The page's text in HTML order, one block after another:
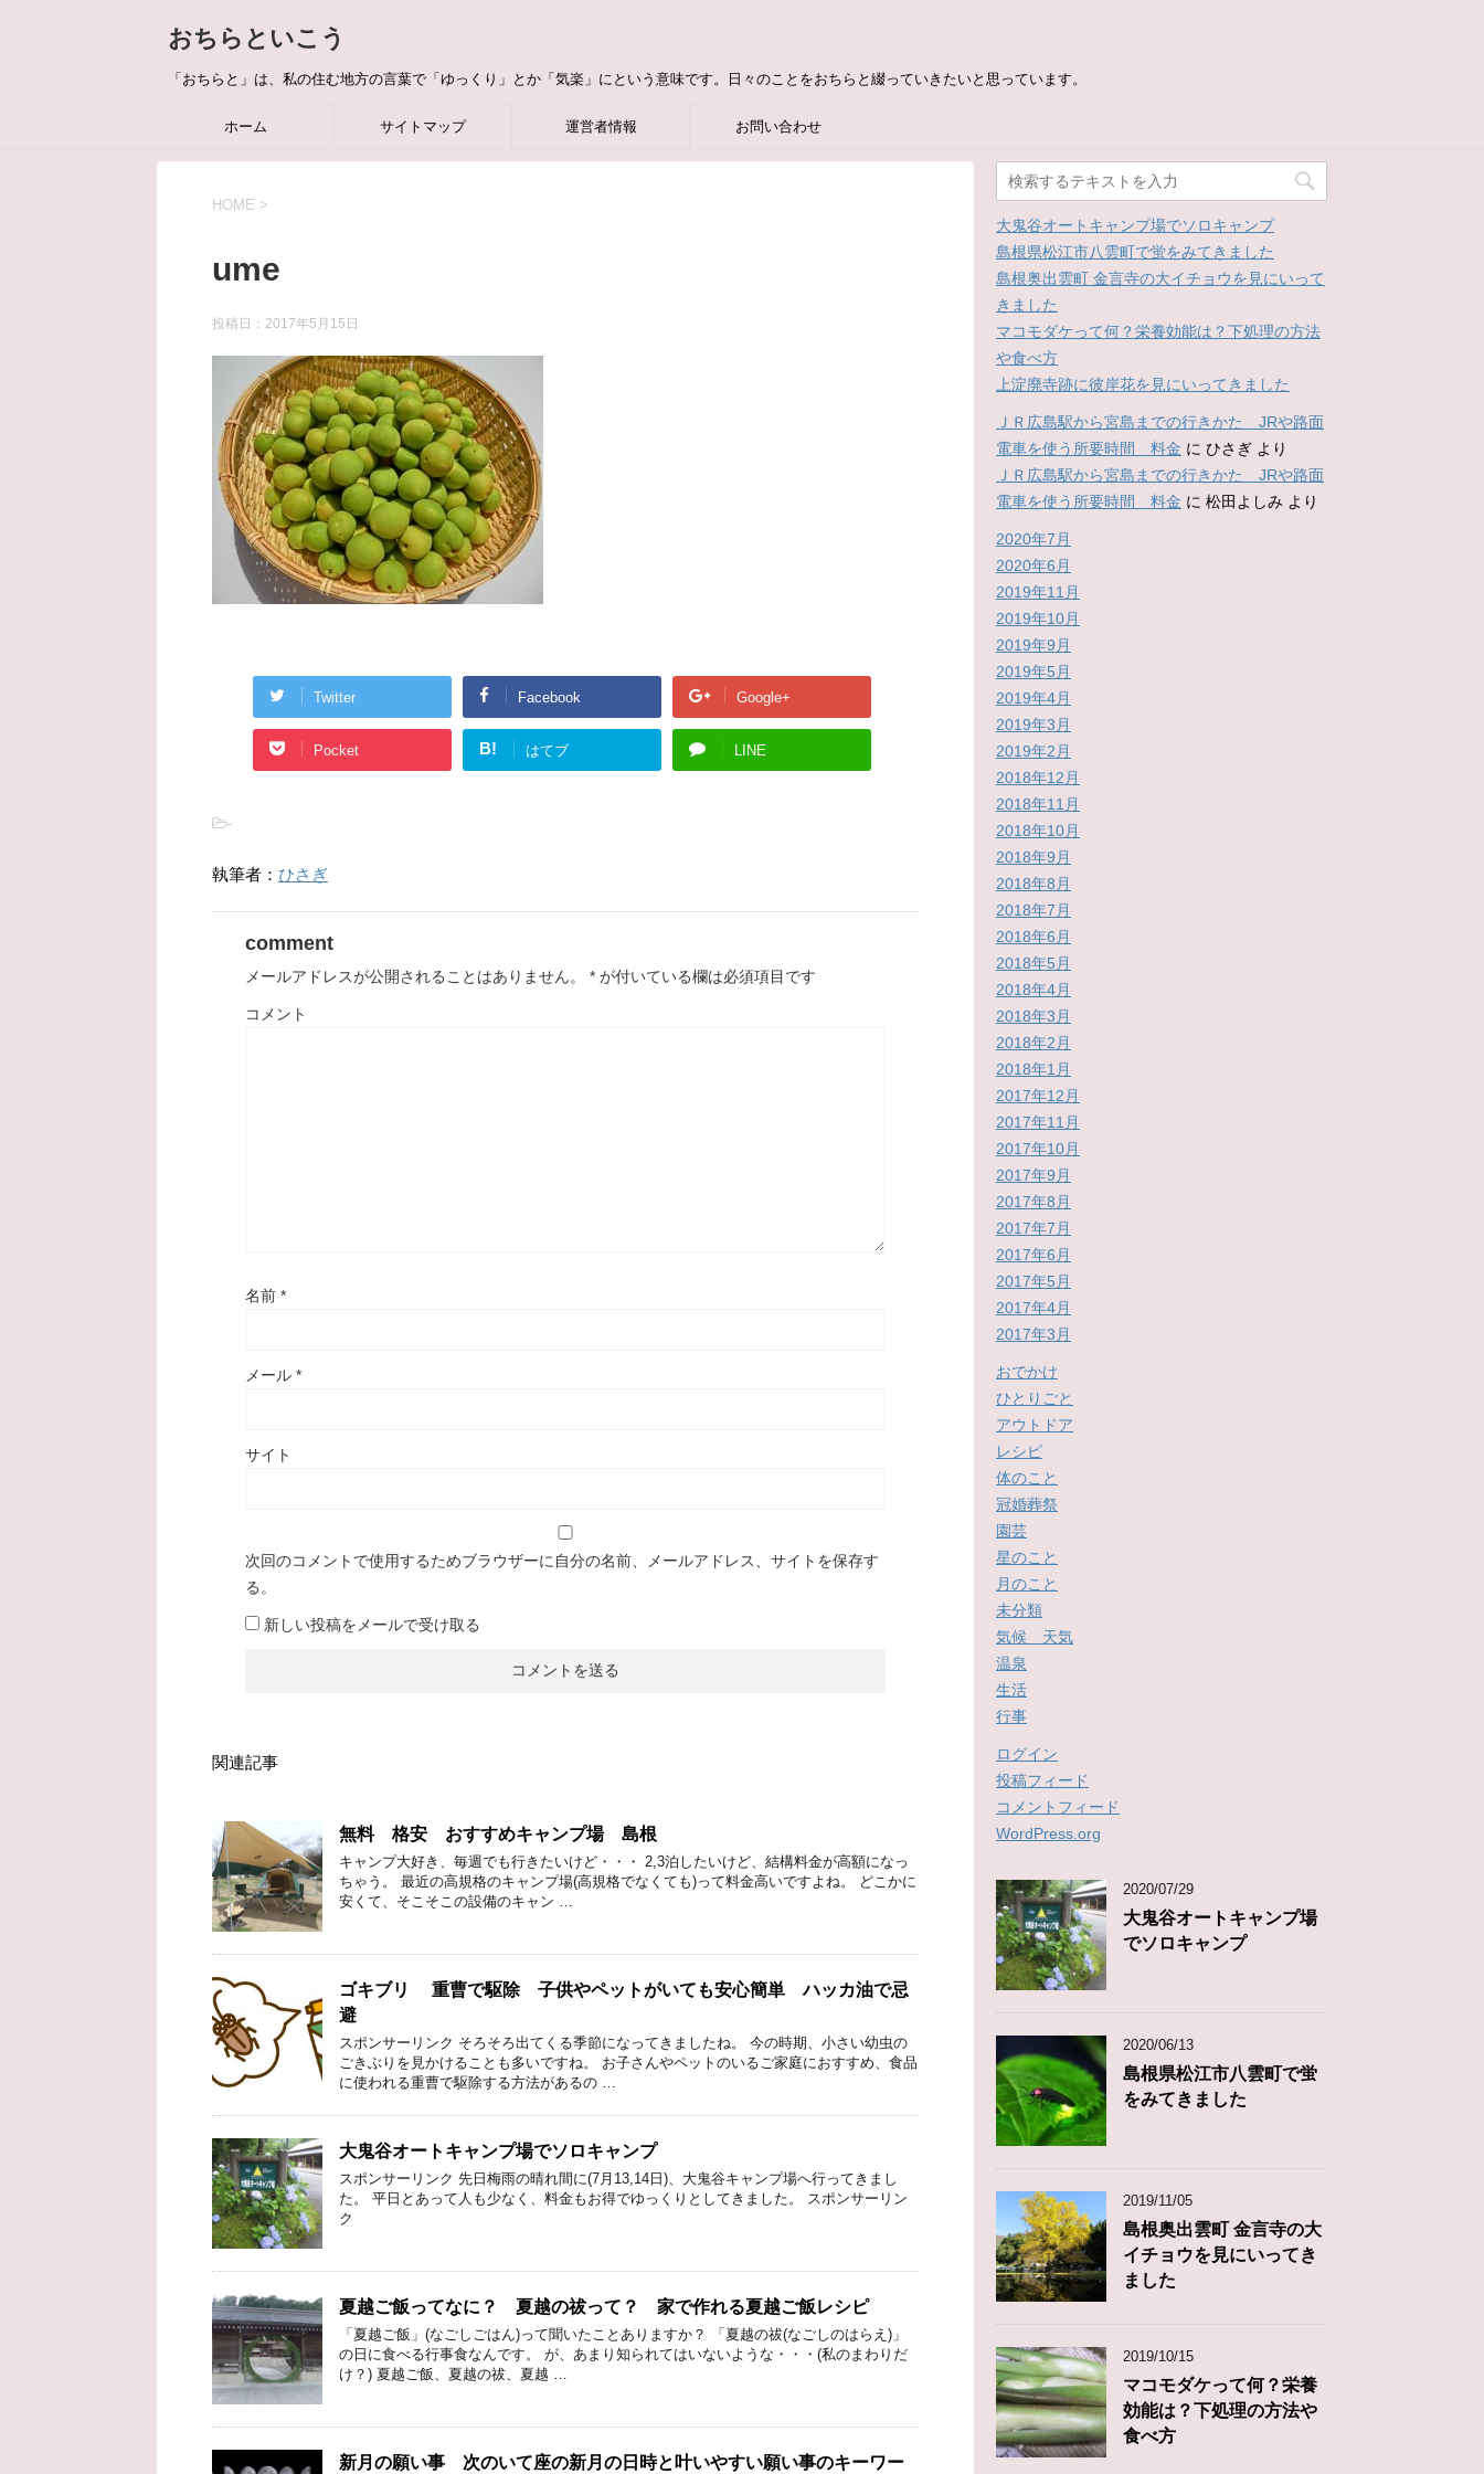
おちらといこう
「おちらと」は、私の住む地方の言葉で「ゆっくり」とか「気楽」にという意味です。日々のことをおちらと綴っていきたいと思っています。
ホーム サイトマップ 運営者情報 お問い合わせ
HOME >
ume
投稿日： 2017年5月15日
Twitter Facebook Google+
Pocket B! はてブ LINE
-
執筆者： ひさぎ
comment
メールアドレスが公開されることはありません。 * が付いている欄は必須項目です
コメント
名前 *
メール *
サイト
次回のコメントで使用するためブラウザーに自分の名前、メールアドレス、サイトを保存す
る。
新しい投稿をメールで受け取る
関連記事
無料 格安 おすすめキャンプ場 島根
キャンプ大好き、毎週でも行きたいけど・・・ 2,3泊したいけど、結構料金が高額になっ
ちゃう。 最近の高規格のキャンプ場(高規格でなくても)って料金高いですよね。 どこかに
安くて、そこそこの設備のキャン …
ゴキブリ 重曹で駆除 子供やペットがいても安心簡単 ハッカ油で忌
避
スポンサーリンク そろそろ出てくる季節になってきましたね。 今の時期、小さい幼虫の
ごきぶりを見かけることも多いですね。 お子さんやペットのいるご家庭におすすめ、食品
に使われる重曹で駆除する方法があるの …
大鬼谷オートキャンプ場でソロキャンプ
スポンサーリンク 先日梅雨の晴れ間に(7月13,14日)、大鬼谷キャンプ場へ行ってきまし
た。 平日とあって人も少なく、料金もお得でゆっくりとしてきました。 スポンサーリン
ク
夏越ご飯ってなに？ 夏越の祓って？ 家で作れる夏越ご飯レシピ
「夏越ご飯」(なごしごはん)って聞いたことありますか？ 「夏越の祓(なごしのはらえ)」
の日に食べる行事食なんです。 が、あまり知られてはいないような・・・(私のまわりだ
け？) 夏越ご飯、夏越の祓、夏越 …
新月の願い事 次のいて座の新月の日時と叶いやすい願い事のキーワー
大鬼谷オートキャンプ場でソロキャンプ
島根県松江市八雲町で蛍をみてきました
島根奥出雲町 金言寺の大イチョウを見にいって
きました
マコモダケって何？栄養効能は？下処理の方法
や食べ方
上淀廃寺跡に彼岸花を見にいってきました
ＪＲ広島駅から宮島までの行きかた JRや路面
電車を使う所要時間 料金 に ひさぎ より
ＪＲ広島駅から宮島までの行きかた JRや路面
電車を使う所要時間 料金 に 松田よしみ より
2020年7月
2020年6月
2019年11月
2019年10月
2019年9月
2019年5月
2019年4月
2019年3月
2019年2月
2018年12月
2018年11月
2018年10月
2018年9月
2018年8月
2018年7月
2018年6月
2018年5月
2018年4月
2018年3月
2018年2月
2018年1月
2017年12月
2017年11月
2017年10月
2017年9月
2017年8月
2017年7月
2017年6月
2017年5月
2017年4月
2017年3月
おでかけ
ひとりごと
アウトドア
レシピ
体のこと
冠婚葬祭
園芸
星のこと
月のこと
未分類
気候 天気
温泉
生活
行事
ログイン
投稿フィード
コメントフィード
WordPress.org
2020/07/29
大鬼谷オートキャンプ場
でソロキャンプ
2020/06/13
島根県松江市八雲町で蛍
をみてきました
2019/11/05
島根奥出雲町 金言寺の大
イチョウを見にいってき
ました
2019/10/15
マコモダケって何？栄養
効能は？下処理の方法や
食べ方